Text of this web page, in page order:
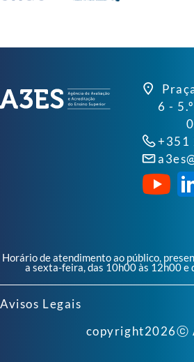
6 -
+351
Horário de atendimento ao público,
a sexta-feira, das 10h00 às 12h00 e
Avisos Legais
copyright2026ⓒ